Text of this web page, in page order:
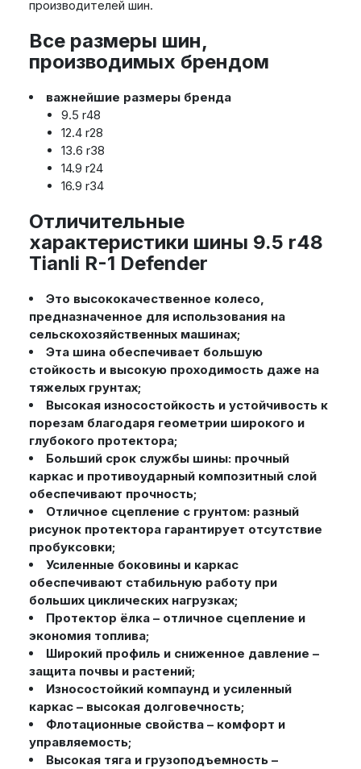
производителей шин.
Все размеры шин,
производимых брендом
важнейшие размеры бренда
9.5 r48
12.4 r28
13.6 r38
14.9 r24
16.9 r34
Отличительные
характеристики шины 9.5 r48
Tianli R-1 Defender
Это высококачественное колесо,
предназначенное для использования на
сельскохозяйственных машинах;
Эта шина обеспечивает большую
стойкость и высокую проходимость даже на
тяжелых грунтах;
Высокая износостойкость и устойчивость к
порезам благодаря геометрии широкого и
глубокого протектора;
Больший срок службы шины: прочный
каркас и противоударный композитный слой
обеспечивают прочность;
Отличное сцепление с грунтом: разный
рисунок протектора гарантирует отсутствие
пробуксовки;
Усиленные боковины и каркас
обеспечивают стабильную работу при
больших циклических нагрузках;
Протектор ёлка – отличное сцепление и
экономия топлива;
Широкий профиль и сниженное давление –
защита почвы и растений;
Износостойкий компаунд и усиленный
каркас – высокая долговечность;
Флотационные свойства – комфорт и
управляемость;
Высокая тяга и грузоподъемность –